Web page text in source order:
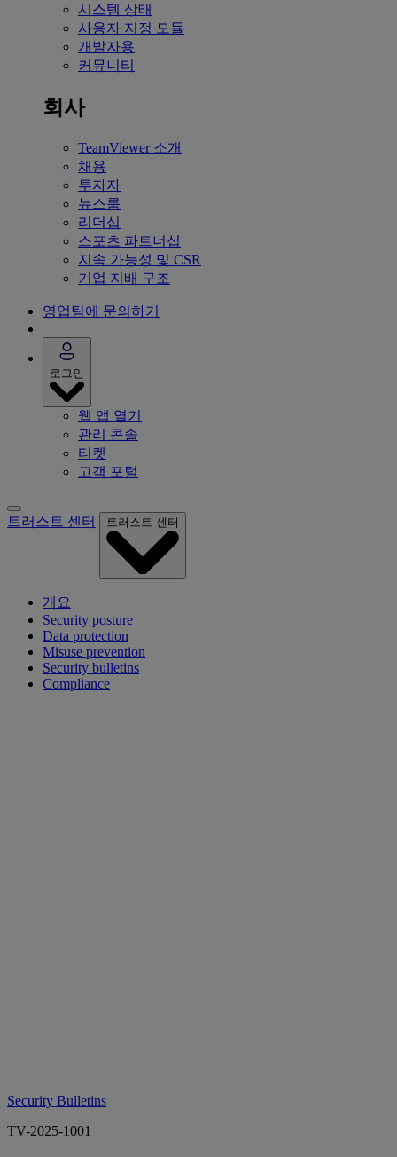
시스템 상태
사용자 지정 모듈
개발자용
커뮤니티
회사
TeamViewer 소개
채용
투자자
뉴스룸
리더십
스포츠 파트너십
지속 가능성 및 CSR
기업 지배 구조
영업팀에 문의하기
로그인
웹 앱 열기
관리 콘솔
티켓
고객 포털
트러스트 센터 트러스트 센터
개요
Security posture
Data protection
Misuse prevention
Security bulletins
Compliance
Security Bulletins
TV-2025-1001